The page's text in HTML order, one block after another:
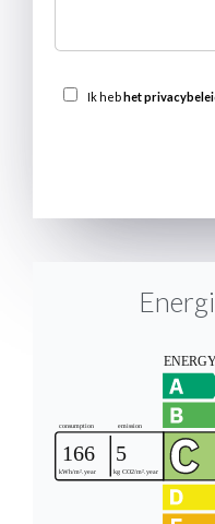
Ik hebhet